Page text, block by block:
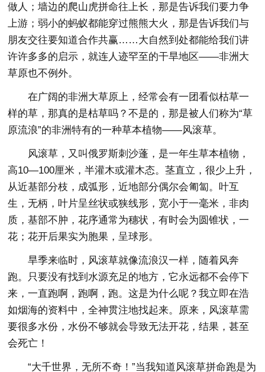
做人；墙边的爬山虎拼命往上长，那是告诉我们要力争
上游；弱小的蚂蚁都能穿过熊熊大火，那是告诉我们与
朋友交往要知道合作共赢……大自然到处都能给我们讲
许许多多的启示，就连人迹罕至的干旱地区——非洲大
草原也不例外。
在广阔的非洲大草原上，经常会有一团看似枯草一
样的草，那真的是枯草吗？不是的，那是被人们称为“草
原流浪”的非洲特有的一种草本植物——风滚草。
风滚草，又叫俄罗斯刺沙蓬，是一年生草本植物，
高10—100厘米，半灌木或灌木态。茎直立，很少上升，
从近基部分枝，成弧形，近地部分偶尔会匍匐。叶互
生，无柄，叶片呈丝状或狭线形，宽小于一毫米，非肉
质，基部不肿，花序通常为穗状，有时会为圆锥状，一
花；花开后果实为胞果，呈球形。
旱季来临时，风滚草就像流浪汉一样，随着风奔
跑。只要没有找到水源充足的地方，它永远都不会停下
来，一直跑啊，跑啊，跑。这是为什么呢？我立即在浩
如烟海的资料中，全神贯注地找起来。原来，风滚草需
要很多水份，水份不够就会导致无法开花，结果，甚至
会死亡！
“大千世界，无所不奇！”当我知道风滚草拼命跑是为